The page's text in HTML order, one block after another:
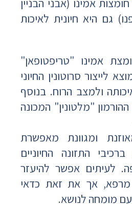
גם היא חיונית לאיכות
אמינו "טריפטופאן"
לייצור סרוטונין החיוני
ולמצב הרוח. בנוסף
"מלטונין" המכונה
ומגוונת מאפשרת
התזונה החיוניים
לעיתים אפשר להיעזר
מרפא, אך את זאת כדאי
מומחה לנושא.